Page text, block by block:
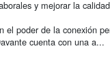
y mejorar la
el poder de la conexión
cuenta con una a...